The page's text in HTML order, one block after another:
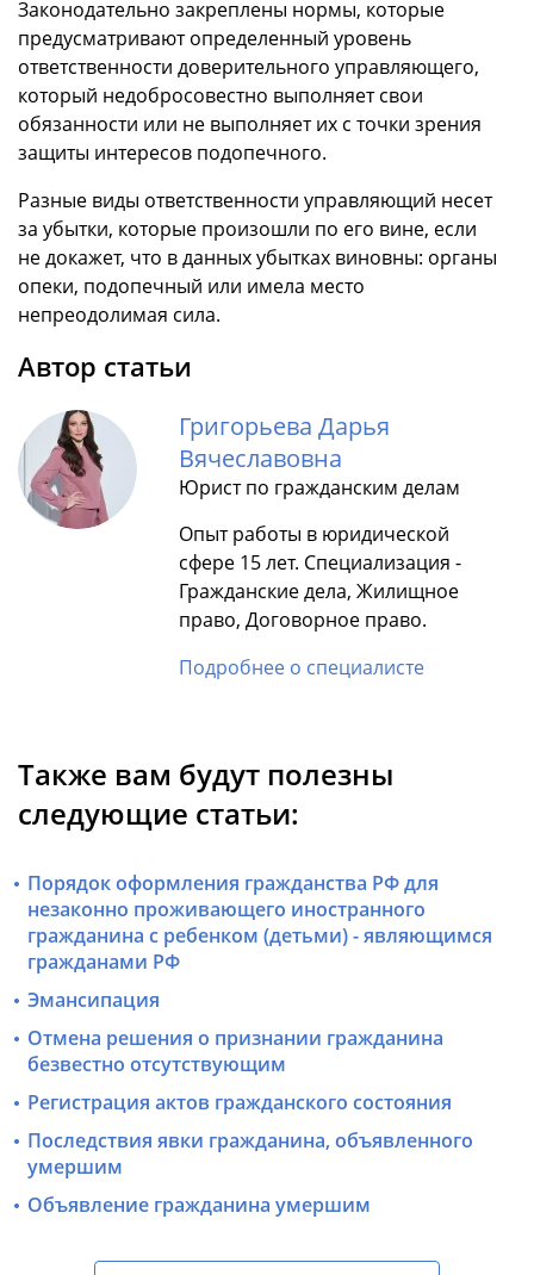
Законодательно закреплены нормы, которые
предусматривают определенный уровень
ответственности доверительного управляющего,
который недобросовестно выполняет свои
обязанности или не выполняет их с точки зрения
защиты интересов подопечного.
Разные виды ответственности управляющий несет
за убытки, которые произошли по его вине, если
не докажет, что в данных убытках виновны: органы
опеки, подопечный или имела место
непреодолимая сила.
Автор статьи
Григорьева Дарья
Вячеславовна
Юрист по гражданским делам
Опыт работы в юридической
сфере 15 лет. Специализация -
Гражданские дела, Жилищное
право, Договорное право.
Подробнее о специалисте
Также вам будут полезны
следующие статьи:
Порядок оформления гражданства РФ для
незаконно проживающего иностранного
гражданина с ребенком (детьми) - являющимся
гражданами РФ
Эмансипация
Отмена решения о признании гражданина
безвестно отсутствующим
Регистрация актов гражданского состояния
Последствия явки гражданина, объявленного
умершим
Объявление гражданина умершим